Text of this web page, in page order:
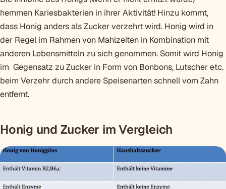
hemmen Kariesbakterien in ihrer Aktivität! Hinzu kommt,
dass Honig anders als Zucker verzehrt wird. Honig wird in
der Regel im Rahmen von Mahlzeiten in Kombination mit
anderen Lebensmitteln zu sich genommen. Somit wird Honig
im Gegensatz zu Zucker in Form von Bonbons, Lutscher etc.
beim Verzehr durch andere Speisenarten schnell vom Zahn
entfernt.
Honig und Zucker im Vergleich